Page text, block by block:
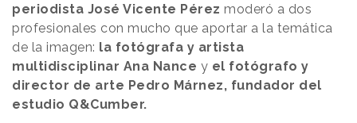
periodista José Vicente Pérez moderó a dos
profesionales con mucho que aportar a la temática
de la imagen: la fotógrafa y artista
multidisciplinar Ana Nance y el fotógrafo y
director de arte Pedro Márnez, fundador del
estudio Q&Cumber.